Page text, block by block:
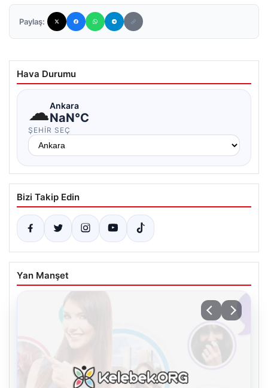
Paylaş:
Hava Durumu
☁Ankara
NaN°C
ŞEHIR SEÇ
Bizi Takip Edin
Yan Manşet